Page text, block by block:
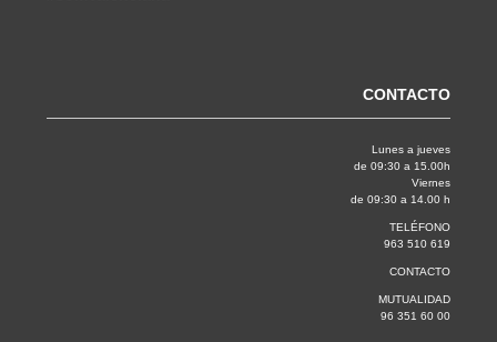
CONTACTO
Lunes a jueves
de 09:30 a 15.00h
Viernes
de 09:30 a 14.00 h
TELÉFONO
963 510 619
CONTACTO
MUTUALIDAD
96 351 60 00